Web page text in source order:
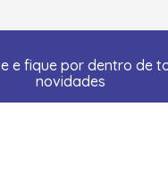
e fique por dentro de
novidades